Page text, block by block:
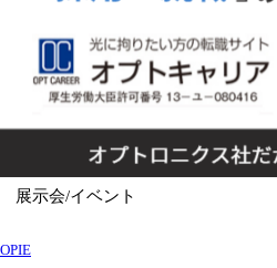
展示会/イベント
OPIE